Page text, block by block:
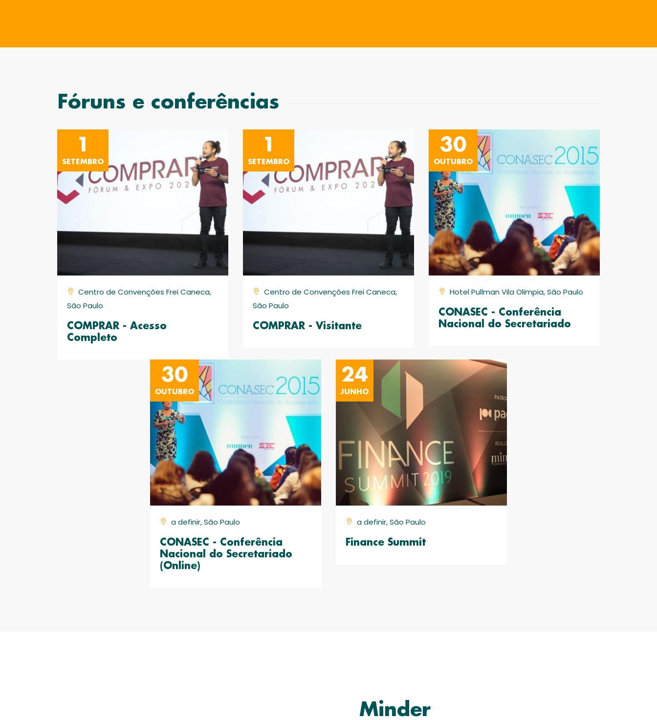
Fóruns e conferências
1
SETEMBRO
Centro de Convenções Frei Caneca,
São Paulo
COMPRAR - Acesso
Completo
1
SETEMBRO
Centro de Convenções Frei Caneca,
São Paulo
COMPRAR - Visitante
30
OUTUBRO
Hotel Pullman Vila Olimpia, São Paulo
CONASEC - Conferência
Nacional do Secretariado
30
OUTUBRO
a definir, São Paulo
CONASEC - Conferência
Nacional do Secretariado
(Online)
24
JUNHO
a definir, São Paulo
Finance Summit
Minder